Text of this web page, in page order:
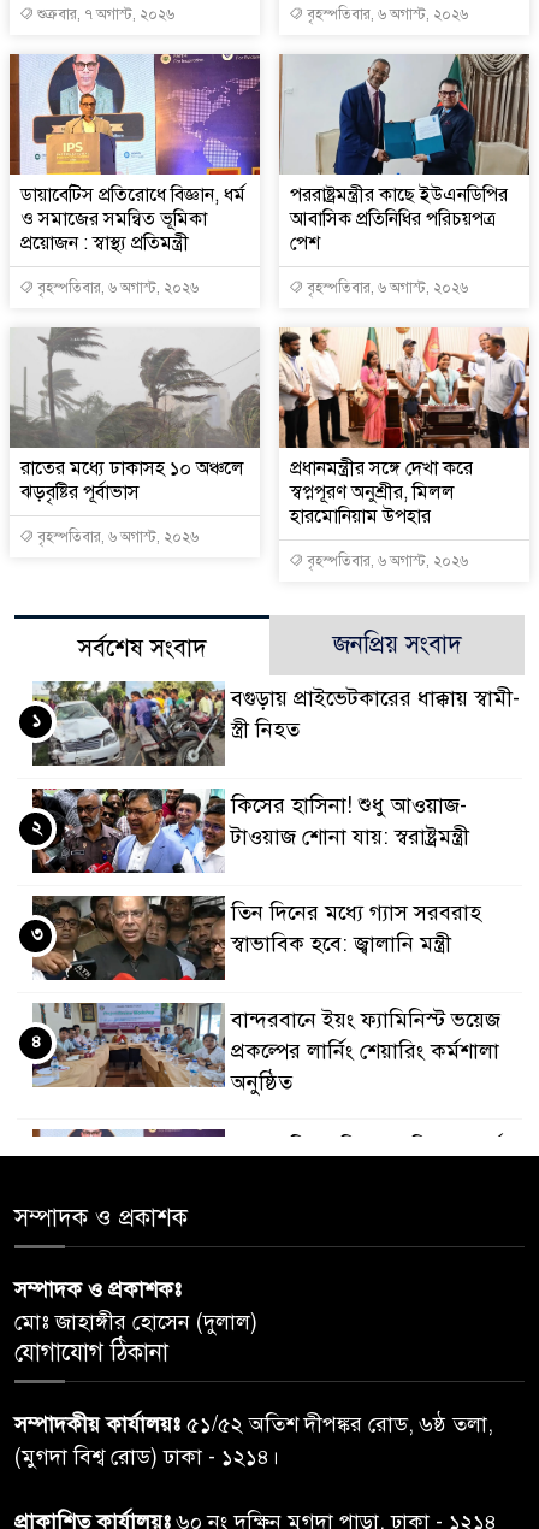
শুক্রবার, ৭ অগাস্ট, ২০২৬ বৃহস্পতিবার, ৬ অগাস্ট, ২০২৬
ডায়াবেটিস প্রতিরোধে বিজ্ঞান, ধর্ম
ও সমাজের সমন্বিত ভূমিকা
প্রয়োজন : স্বাস্থ্য প্রতিমন্ত্রী
বৃহস্পতিবার, ৬ অগাস্ট, ২০২৬
পররাষ্ট্রমন্ত্রীর কা‌ছে ইউএনডিপির
আবাসিক প্রতিনিধির পরিচয়পত্র
পেশ
বৃহস্পতিবার, ৬ অগাস্ট, ২০২৬
রাতের মধ্যে ঢাকাসহ ১০ অঞ্চলে
ঝড়বৃষ্টির পূর্বাভাস
বৃহস্পতিবার, ৬ অগাস্ট, ২০২৬
প্রধানমন্ত্রীর সঙ্গে দেখা করে
স্বপ্নপূরণ অনুশ্রীর, মিলল
হারমোনিয়াম উপহার
বৃহস্পতিবার, ৬ অগাস্ট, ২০২৬
সর্বশেষ সংবাদ জনপ্রিয় সংবাদ
বগুড়ায় প্রাইভেটকারের ধাক্কায় স্বামী-
স্ত্রী নিহত
১
কিসের হাসিনা! শুধু আওয়াজ-
টাওয়াজ শোনা যায়: স্বরাষ্ট্রমন্ত্রী
২
তিন দিনের মধ্যে গ্যাস সরবরাহ
স্বাভাবিক হবে: জ্বালানি মন্ত্রী
৩
বান্দরবানে ইয়ং ফ্যামিনিস্ট ভয়েজ
প্রকল্পের লার্নিং শেয়ারিং কর্মশালা
অনুষ্ঠিত
৪
পেশ
৬
তদন্ত শেষ পর্যায়ে, দ্রুত চার্জশিট
৭
রাতের মধ্যে ঢাকাসহ ১০ অঞ্চলে
সম্পাদক ও প্রকাশক
সম্পাদক ও প্রকাশকঃ
মোঃ জাহাঙ্গীর হোসেন (দুলাল)
যোগাযোগ ঠিকানা
সম্পাদকীয় কার্যালয়ঃ ৫১/৫২ অতিশ দীপঙ্কর রোড, ৬ষ্ঠ তলা,
(মুগদা বিশ্ব রোড) ঢাকা - ১২১৪।
প্রাকাশিত কার্যালয়ঃ৬০ নং দক্ষিন মুগদা পাড়া, ঢাকা - ১২১৪